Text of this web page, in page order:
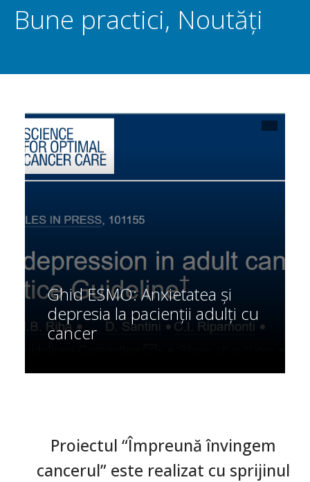
Bune practici, Noutăți
Ghid ESMO: Anxietatea și
depresia la pacienții adulți cu
cancer
Proiectul “Împreună învingem
cancerul” este realizat cu sprijinul